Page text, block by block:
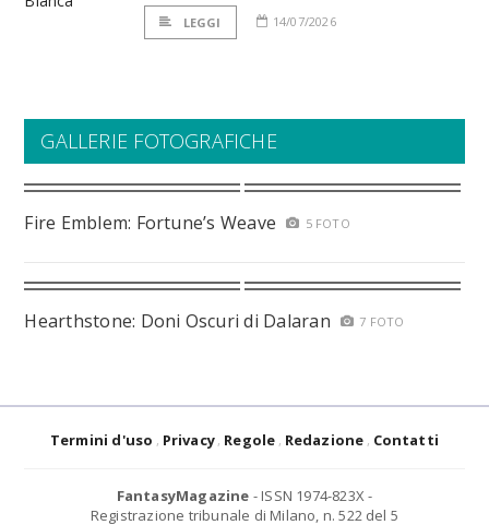
LEGGI 14/07/2026
GALLERIE FOTOGRAFICHE
Fire Emblem: Fortune’s Weave 5 FOTO
Hearthstone: Doni Oscuri di Dalaran 7 FOTO
Termini d'uso Privacy Regole Redazione Contatti
FantasyMagazine - ISSN 1974-823X -
Registrazione tribunale di Milano, n. 522 del 5